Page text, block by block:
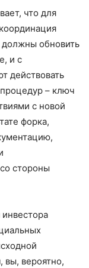
что для
обновить
и с
действовать
– ключ
с новой
форка,
стороны
вы, вероятно,